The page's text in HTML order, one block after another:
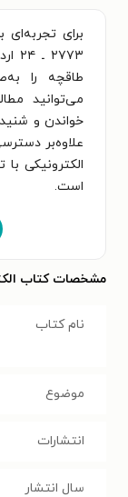
برای تجربه‌ای
طاقچه را
می‌توانید
خواندن و
علاوه‌بر
الکترونیکی
است.
مشخصات کتاب
نام کتاب
موضوع
انتشارات
سال انتشار